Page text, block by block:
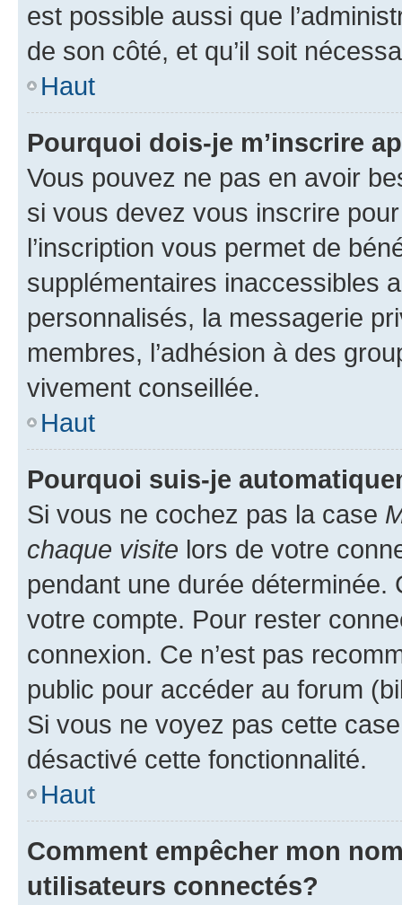
est possible aussi que
de son côté, et qu’il soit
Haut
Pourquoi dois-je m’inscrire
Vous pouvez ne pas en avoir
si vous devez vous inscrire
l’inscription vous permet de
supplémentaires inaccessibles
personnalisés, la messagerie
membres, l’adhésion à des
vivement conseillée.
Haut
Pourquoi suis-je
Si vous ne cochez pas la case
chaque visite lors de votre
pendant une durée déterminée.
votre compte. Pour rester
connexion. Ce n’est pas
public pour accéder au forum
Si vous ne voyez pas cette
désactivé cette fonctionnalité.
Haut
Comment empêcher mon
utilisateurs connectés?